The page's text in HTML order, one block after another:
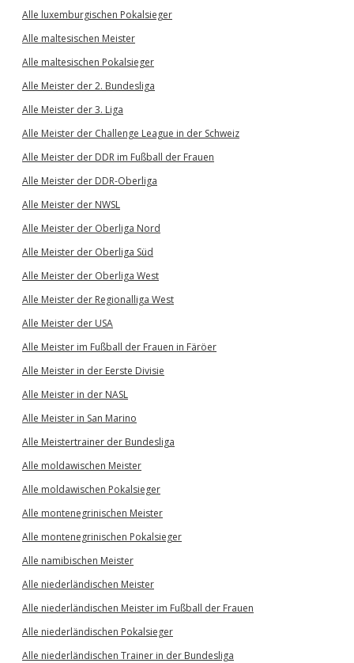
Alle luxemburgischen Pokalsieger
Alle maltesischen Meister
Alle maltesischen Pokalsieger
Alle Meister der 2. Bundesliga
Alle Meister der 3. Liga
Alle Meister der Challenge League in der Schweiz
Alle Meister der DDR im Fußball der Frauen
Alle Meister der DDR-Oberliga
Alle Meister der NWSL
Alle Meister der Oberliga Nord
Alle Meister der Oberliga Süd
Alle Meister der Oberliga West
Alle Meister der Regionalliga West
Alle Meister der USA
Alle Meister im Fußball der Frauen in Färöer
Alle Meister in der Eerste Divisie
Alle Meister in der NASL
Alle Meister in San Marino
Alle Meistertrainer der Bundesliga
Alle moldawischen Meister
Alle moldawischen Pokalsieger
Alle montenegrinischen Meister
Alle montenegrinischen Pokalsieger
Alle namibischen Meister
Alle niederländischen Meister
Alle niederländischen Meister im Fußball der Frauen
Alle niederländischen Pokalsieger
Alle niederländischen Trainer in der Bundesliga